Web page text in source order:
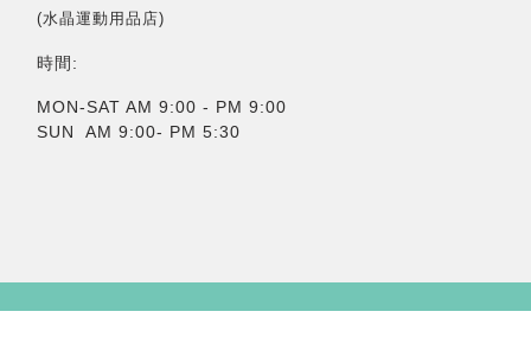
(水晶運動用品店)
時間:
MON-SAT AM 9:00 - PM 9:00
SUN AM 9:00- PM 5:30